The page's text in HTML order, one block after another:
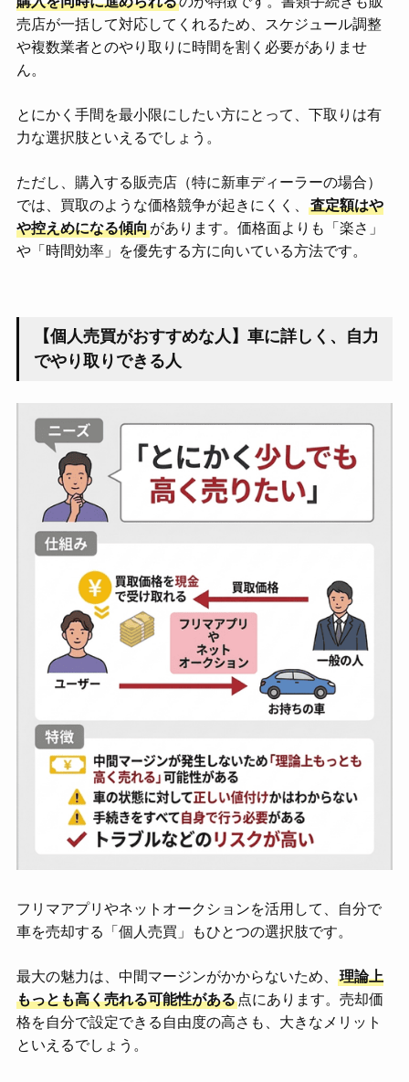
売店が一括して対応してくれるため、スケジュール調整
や複数業者とのやり取りに時間を割く必要がありませ
ん。
とにかく手間を最小限にしたい方にとって、下取りは有
力な選択肢といえるでしょう。
ただし、購入する販売店（特に新車ディーラーの場合）
では、買取のような価格競争が起きにくく、
査定額はや
や控えめになる傾向があります。価格面よりも「楽さ」
や「時間効率」を優先する方に向いている方法です。
【個人売買がおすすめな人】車に詳しく、自力
でやり取りできる人
フリマアプリやネットオークションを活用して、自分で
車を売却する「個人売買」もひとつの選択肢です。
最大の魅力は、中間マージンがかからないため、
理論上
もっとも高く売れる可能性がある点にあります。売却価
格を自分で設定できる自由度の高さも、大きなメリット
といえるでしょう。